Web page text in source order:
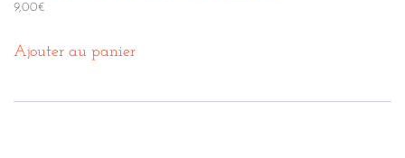
9,00€
Ajouter au panier